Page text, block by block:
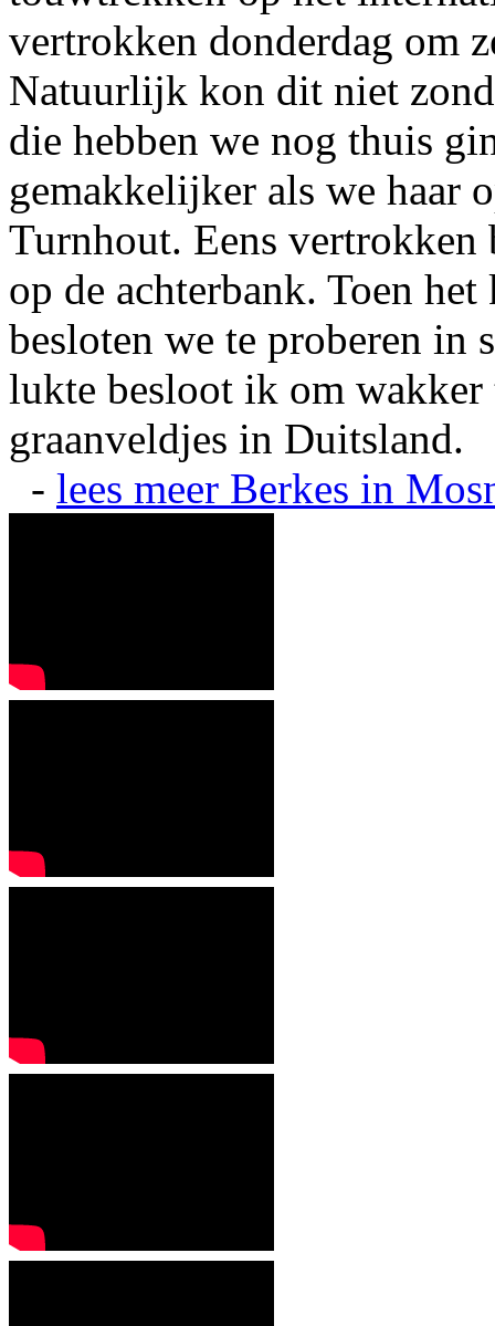
vertrokken donderdag om
Natuurlijk kon dit niet
die hebben we nog thuis
gemakkelijker als we haar
Turnhout. Eens vertrokken
op de achterbank. Toen
besloten we te proberen in
lukte besloot ik om
graanveldjes in Duitsland.
- lees meer Berkes in